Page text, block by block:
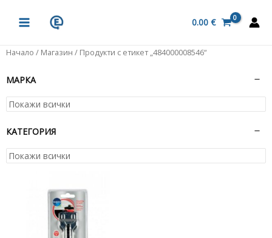
MENU
0.00 €
Начало / Магазин / Продукти с етикет „484000008546“
МАРКА
КАТЕГОРИЯ